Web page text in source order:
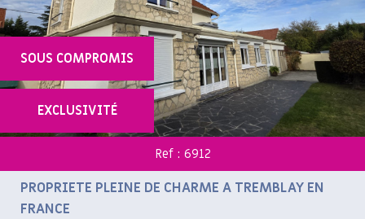
25KM
+ de critères
SOUS COMPROMIS
EXCLUSIVITÉ
Ref : 6912
PROPRIETE PLEINE DE CHARME A TREMBLAY EN
FRANCE